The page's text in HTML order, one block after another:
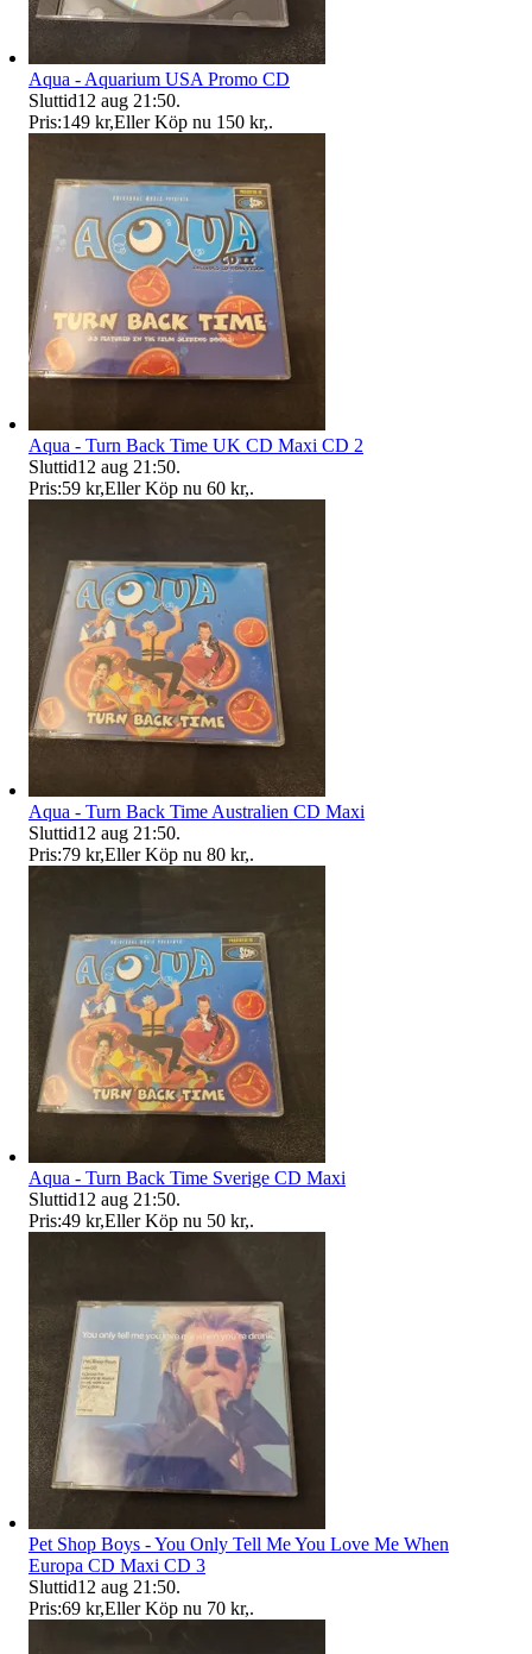
Aqua - Aquarium USA Promo CD
Sluttid12 aug 21:50.
Pris:149 kr,Eller Köp nu 150 kr,.
Aqua - Turn Back Time UK CD Maxi CD 2
Sluttid12 aug 21:50.
Pris:59 kr,Eller Köp nu 60 kr,.
Aqua - Turn Back Time Australien CD Maxi
Sluttid12 aug 21:50.
Pris:79 kr,Eller Köp nu 80 kr,.
Aqua - Turn Back Time Sverige CD Maxi
Sluttid12 aug 21:50.
Pris:49 kr,Eller Köp nu 50 kr,.
Pet Shop Boys - You Only Tell Me You Love Me When
Europa CD Maxi CD 3
Sluttid12 aug 21:50.
Pris:69 kr,Eller Köp nu 70 kr,.